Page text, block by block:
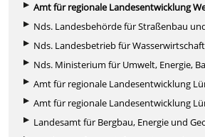
Amt für regionale Landesentwicklung
Nds. Landesbehörde für Straßenbau
Nds. Landesbetrieb für
Nds. Ministerium für Umwelt, Energie,
Amt für regionale Landesentwicklung
Amt für regionale Landesentwicklung
Landesamt für Bergbau, Energie und